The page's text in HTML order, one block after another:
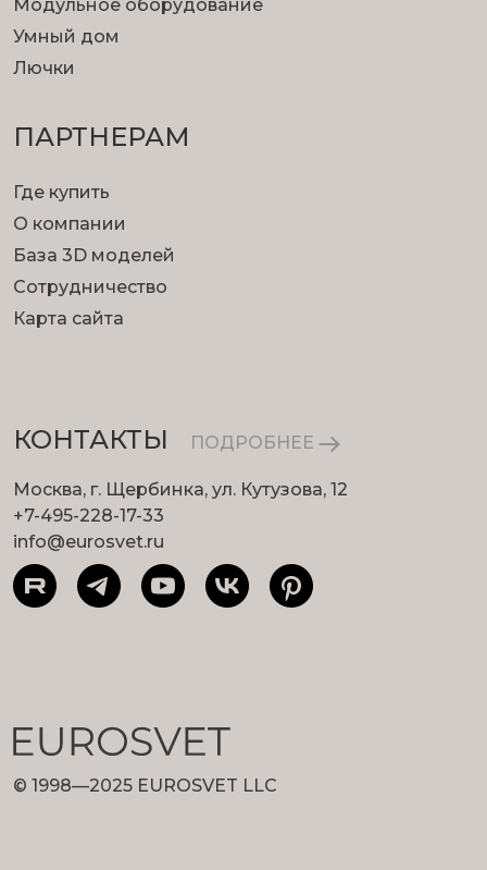
Модульное оборудование
Умный дом
Лючки
ПАРТНЕРАМ
Где купить
О компании
База 3D моделей
Сотрудничество
Карта сайта
КОНТАКТЫ ПОДРОБНЕЕ
Москва, г. Щербинка, ул. Кутузова, 12
+7-495-228-17-33
info@eurosvet.ru
© 1998—2025 EUROSVET LLC